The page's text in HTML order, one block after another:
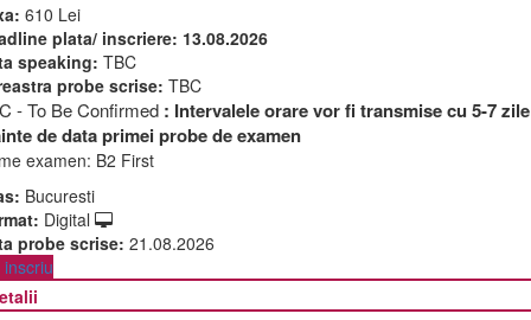
610 Lei
plata/ inscriere: 13.08.2026
speaking: TBC
probe scrise: TBC
- To Be Confirmed : Intervalele orare vor fi transmise cu 5-7 zile
de data primei probe de examen
examen: B2 First
Bucuresti
Digital
probe scrise: 21.08.2026